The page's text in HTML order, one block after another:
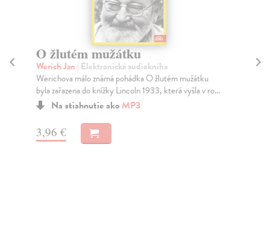
O žlutém mužátku
Werich Jan | Elektronická audiokniha
Werichova málo známá pohádka O žlutém mužátku
byla zařazena do knížky Lincoln 1933, která vyšla v ro...
Na stiahnutie akoMP3
3,96 €